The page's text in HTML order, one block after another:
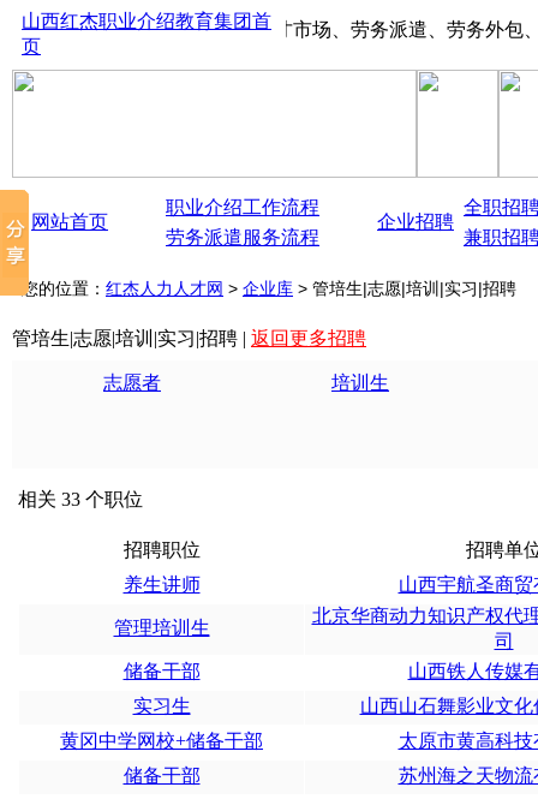
山西红杰职业介绍教育集团首
页
山西太原红杰人才市场、劳务派遣、劳务外包
网站首页
职业介绍工作流程
企业招聘
全职招
劳务派遣服务流程
兼职招
您的位置： 红杰人力人才网 > 企业库 > 管培生|志愿|培训|实习|招聘
管培生|志愿|培训|实习|招聘 | 返回更多招聘
志愿者 培训生
相关 33 个职位
招聘职位
招聘单
养生讲师
山西宇航圣商
管理培训生
北京华商动力知识产权代
司
储备干部
山西铁人传媒
实习生
山西山石舞影业文
黄冈中学网校+储备干部
太原市黄高科
储备干部
苏州海之天物流